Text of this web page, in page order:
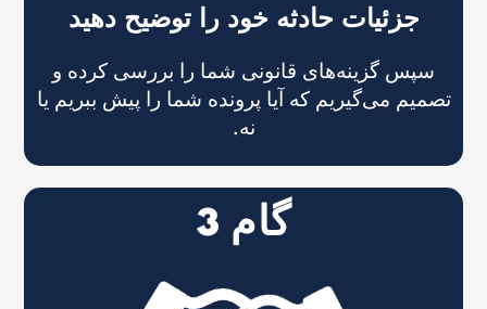
جزئیات حادثه خود را توضیح دهید
سپس گزینه‌های قانونی شما را بررسی کرده و
تصمیم می‌گیریم که آیا پرونده شما را پیش ببریم یا
نه.
گام 3